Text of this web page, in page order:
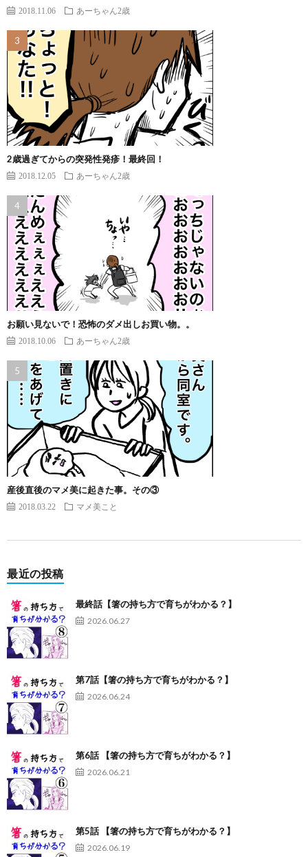
2018.11.06 あーちゃん2歳
2歳過ぎてからの突発性発疹！最終回！
2018.12.05 あーちゃん2歳
お願い見ないで！恐怖のダメ出しお買い物。。
2018.10.06 あーちゃん2歳
産後直後のマメ美に起きた事。その③
2018.03.22 マメ美こと
最近の投稿
最終話【箸の持ち方で育ちがわかる？】
2026.06.27
第7話【箸の持ち方で育ちがわかる？】
2026.06.24
第6話 【箸の持ち方で育ちがわかる？】
2026.06.21
第5話 【箸の持ち方で育ちがわかる？】
2026.06.19